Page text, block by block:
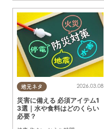
地元ネタ 2026.03.08
災害に備える 必須アイテム1
3選｜水や食料はどのくらい
必要？